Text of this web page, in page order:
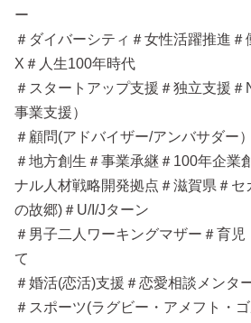
ー
＃ダイバーシティ＃女性活躍推進
X＃人生100年時代
＃スタートアップ支援＃独立支援
事業支援）
＃顧問(アドバイザー/アンバサダー）
＃地方創生＃事業承継＃100年企業
ナル人材戦略開発拠点＃滋賀県＃セ
の故郷)＃U/I/Jターン
＃男子二人ワーキングマザー＃育
て
＃婚活(恋活)支援＃恋愛相談メンタ
＃スポーツ(ラグビー・アメフト・